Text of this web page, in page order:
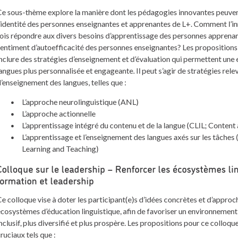
sous-thème explore la manière dont les pédagogies innovantes
des personnes enseignantes et apprenantes de L+. Comment
répondre aux divers besoins d’apprentissage des personnes
d’autoefficacité des personnes enseignantes? Les
des stratégies d’enseignement et d’évaluation qui permettent une
plus personnalisée et engageante. Il peut s’agir de stratégies
des langues, telles que :
L’approche neurolinguistique (ANL)
L’approche actionnelle
L’apprentissage intégré du contenu et de la langue (CLIL;
L’apprentissage et l’enseignement des langues axés sur les
Learning and Teaching)
sur le leadership – Renforcer les écosystèmes
et leadership
colloque vise à doter les participant(e)s d’idées concrètes et
d’éducation linguistique, afin de favoriser un
plus diversifié et plus prospère. Les propositions pour ce
tels que :